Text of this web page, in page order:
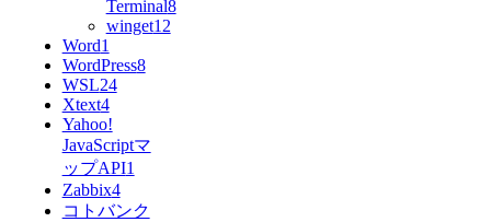
Terminal8
winget12
Word1
WordPress8
WSL24
Xtext4
Yahoo!
JavaScriptマ
ップAPI1
Zabbix4
コトバンク